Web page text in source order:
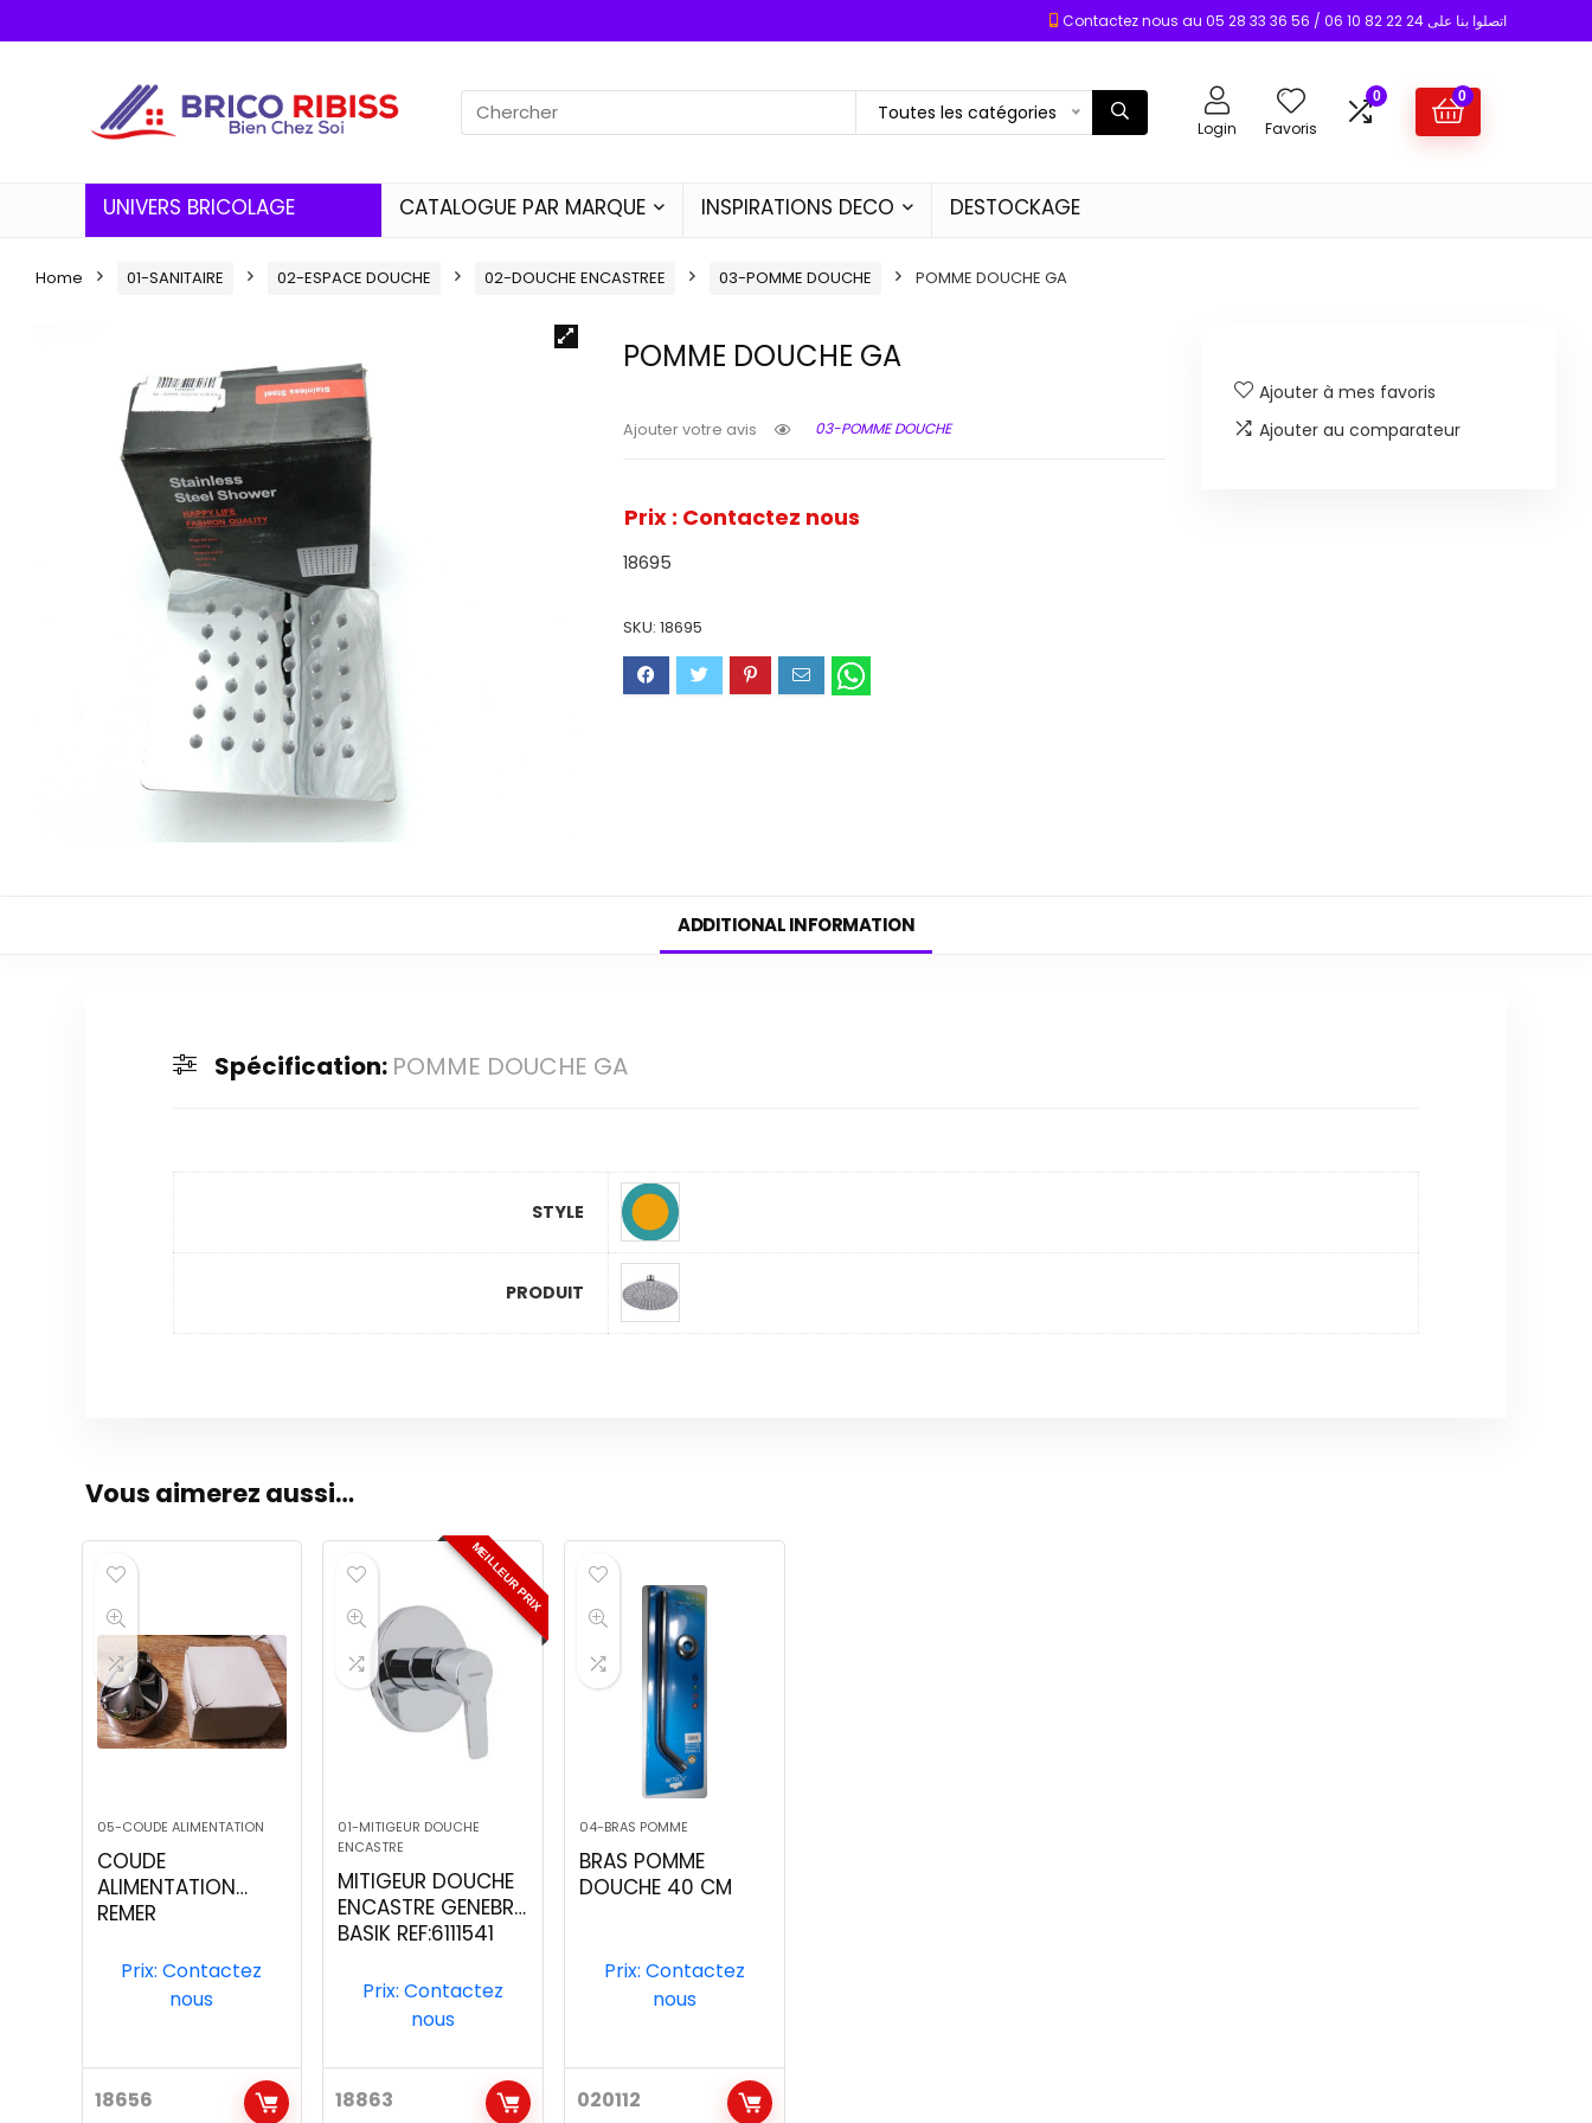
Contactez nous au 05 28 33 36 56 / 06 10 82 22 24 اتصلوا بنا على
Toutes les catégories
Login Favoris
0 0
UNIVERS BRICOLAGE CATALOGUE PAR MARQUE INSPIRATIONS DECO DESTOCKAGE
Home 01-SANITAIRE 02-ESPACE DOUCHE 02-DOUCHE ENCASTREE 03-POMME DOUCHE POMME DOUCHE GA
POMME DOUCHE GA
Ajouter votre avis 03-POMME DOUCHE
Prix : Contactez nous
18695
SKU:18695
Ajouter à mes favoris
Ajouter au comparateur
ADDITIONAL INFORMATION
Spécification: POMME DOUCHE GA
STYLE
PRODUIT
Vous aimerez aussi…
05-COUDE ALIMENTATION
COUDE
ALIMENTATION
REMER
18656
Prix: Contactez
nous
MEILLEUR PRIX
01-MITIGEUR DOUCHE
ENCASTRE
MITIGEUR DOUCHE
ENCASTRE GENEBRE
BASIK REF:6111541
18863
Prix: Contactez
nous
04-BRAS POMME
BRAS POMME
DOUCHE 40 CM
020112
Prix: Contactez
nous